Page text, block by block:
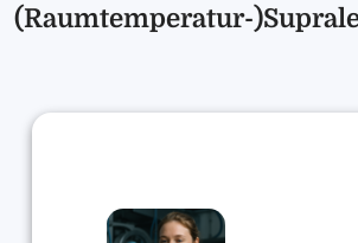
(Raumtemperatur-